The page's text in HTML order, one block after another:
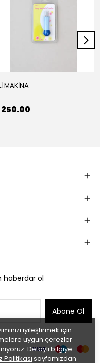
iyileştirmek için
uygun çerezler
Detaylı bilgiye
Politikası sayfamızdan
MAKİNA
haberdar ol
Abone Ol